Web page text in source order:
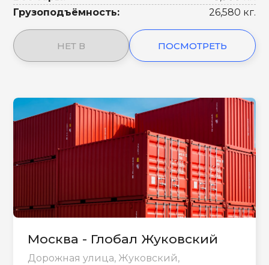
Грузоподъёмность:
26,580 кг.
НЕТ В ПОСМОТРЕТЬ
Москва - Глобал Жуковский
Дорожная улица, Жуковский,